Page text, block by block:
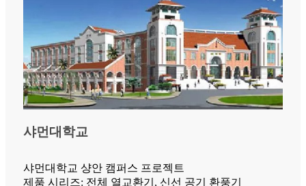
샤먼대학교
샤먼대학교 샹안 캠퍼스 프로젝트
제품 시리즈: 전체 열교환기, 신선 공기 환풍기